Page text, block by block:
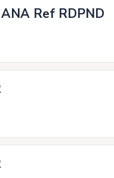
Ref RDPND